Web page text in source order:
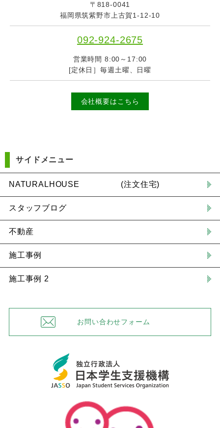
〒818-0041
福岡県筑紫野市上古賀1-12-10
092-924-2675
営業時間 8:00～17:00
[定休日］毎週土曜、日曜
会社概要はこちら
サイドメニュー
NATURALHOUSE (注文住宅)
スタッフブログ
不動産
施工事例
施工事例 2
お問い合わせフォーム